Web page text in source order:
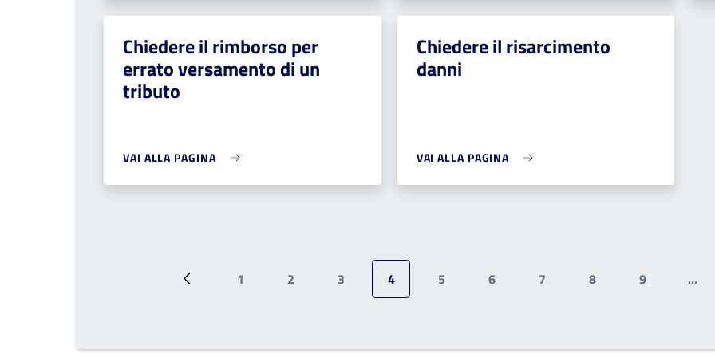
Chiedere il rimborso per
errato versamento di un
tributo
VAI ALLA PAGINA
Chiedere il risarcimento
danni
VAI ALLA PAGINA
Pagina precedente
Pagina
1
Pagina
2
Pagina
3
Pagina attuale
4
Pagina
5
Pagina
6
Pagina
7
Pagina
8
Pagina
9 …